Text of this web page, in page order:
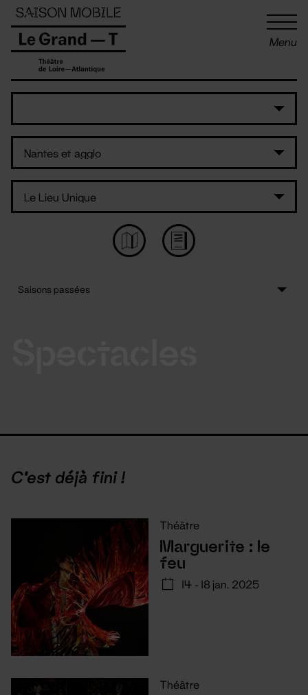
Menu
C'est déjà fini !
Théâtre
Marguerite : le
feu
14 - 18 jan. 2025
Théâtre
Panneau de gestion des cookies